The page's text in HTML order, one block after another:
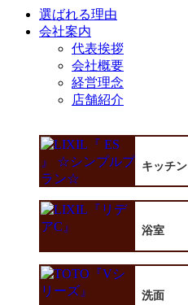
選ばれる理由
会社案内
代表挨拶
会社概要
経営理念
店舗紹介
キッチン
浴室
洗面